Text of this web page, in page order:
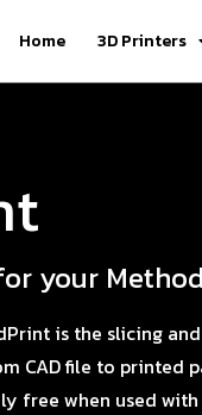
Home 3D Printers
your
is the slicing
CAD file to printed
free when used